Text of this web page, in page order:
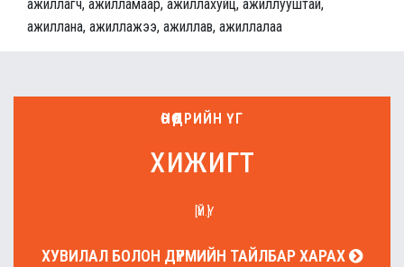
ажиллагч, ажилламаар, ажиллахуйц, ажиллууштай,
ажиллана, ажиллажээ, ажиллав, ажиллалаа
ӨНӨӨДРИЙН ҮГ
хижигт
[ҮЙ.Ү]
ХУВИЛАЛ БОЛОН ДҮРМИЙН ТАЙЛБАР ХАРАХ